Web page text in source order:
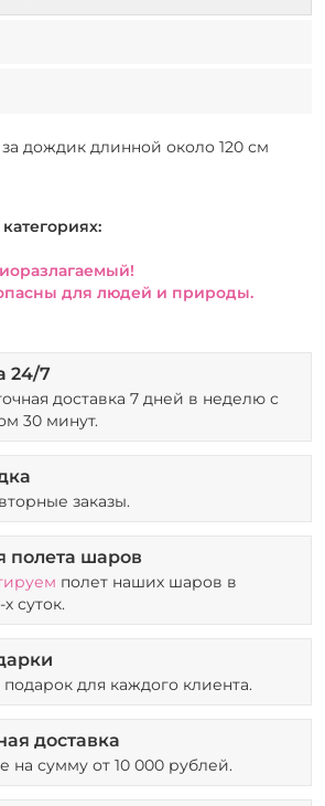
дождик длинной около 120 см
для людей и природы.
24/7
доставка 7 дней в неделю с
30 минут.
заказы.
полета шаров
полет наших шаров в
суток.
для каждого клиента.
доставка
на сумму от 10 000 рублей.